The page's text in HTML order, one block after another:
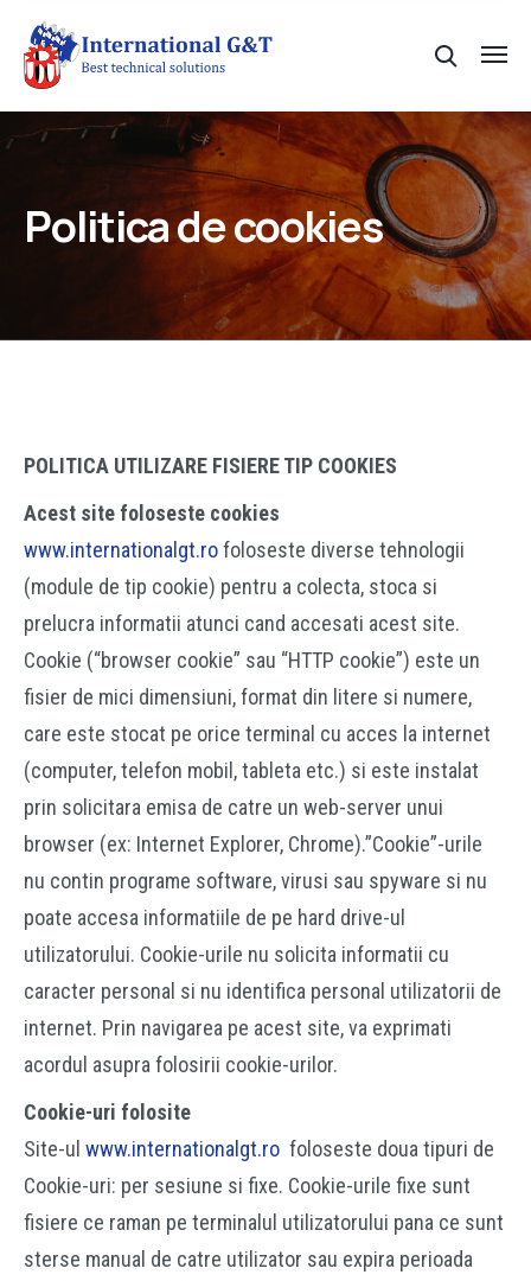
Politica de cookies
POLITICA UTILIZARE FISIERE TIP COOKIES
Acest site foloseste cookies
www.internationalgt.rofoloseste diverse tehnologii
(module de tip cookie) pentru a colecta, stoca si
prelucra informatii atunci cand accesati acest site.
Cookie (“browser cookie” sau “HTTP cookie”) este un
fisier de mici dimensiuni, format din litere si numere,
care este stocat pe orice terminal cu acces la internet
(computer, telefon mobil, tableta etc.) si este instalat
prin solicitara emisa de catre un web-server unui
browser (ex: Internet Explorer, Chrome).”Cookie”-urile
nu contin programe software, virusi sau spyware si nu
poate accesa informatiile de pe hard drive-ul
utilizatorului. Cookie-urile nu solicita informatii cu
caracter personal si nu identifica personal utilizatorii de
internet. Prin navigarea pe acest site, va exprimati
acordul asupra folosirii cookie-urilor.
Cookie-uri folosite
Site-ul www.internationalgt.ro foloseste doua tipuri de
Cookie-uri: per sesiune si fixe. Cookie-urile fixe sunt
fisiere ce raman pe terminalul utilizatorului pana ce sunt
sterse manual de catre utilizator sau expira perioada